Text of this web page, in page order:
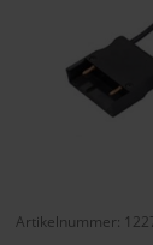
Artikelnummer: